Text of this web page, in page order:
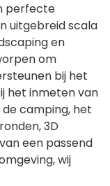
perfecte
uitgebreid scala
en
om
bij het
het inmeten van
camping, het
3D
een passend
wij